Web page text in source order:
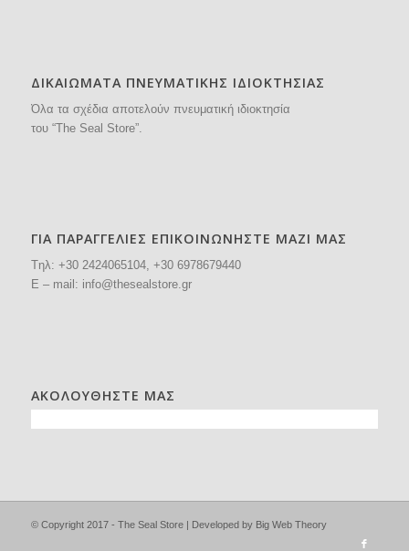
ΔΙΚΑΙΩΜΑΤΑ ΠΝΕΥΜΑΤΙΚΗΣ ΙΔΙΟΚΤΗΣΙΑΣ
Όλα τα σχέδια αποτελούν πνευματική ιδιοκτησία
του “The Seal Store”.
ΓΙΑ ΠΑΡΑΓΓΕΛΙΕΣ ΕΠΙΚΟΙΝΩΝΗΣΤΕ ΜΑΖΙ ΜΑΣ
Tηλ: +30 2424065104, +30 6978679440
E – mail: info@thesealstore.gr
ΑΚΟΛΟΥΘΗΣΤΕ ΜΑΣ
© Copyright 2017 - The Seal Store | Developed by Big Web Theory